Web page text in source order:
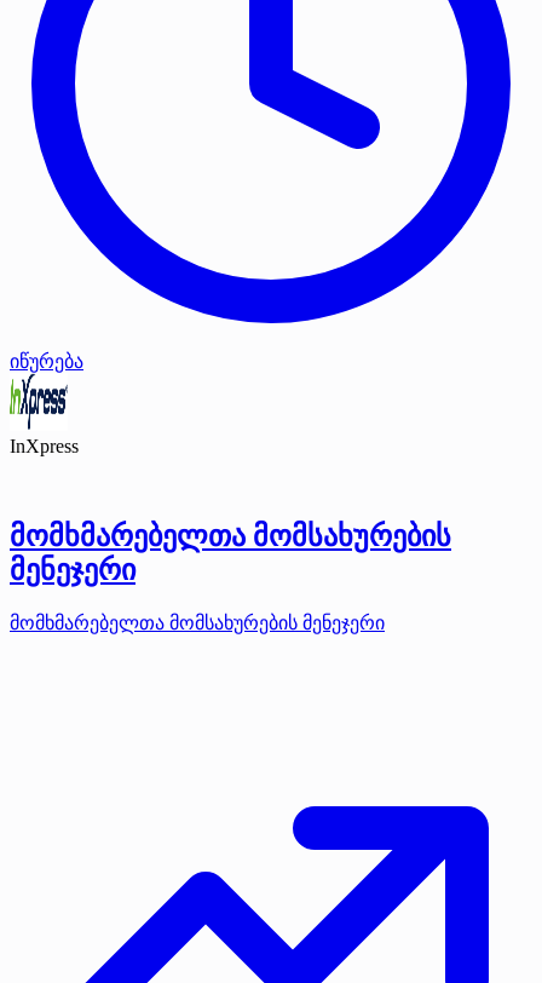
იწურება
InXpress
მომხმარებელთა მომსახურების
მენეჯერი
მომხმარებელთა მომსახურების მენეჯერი